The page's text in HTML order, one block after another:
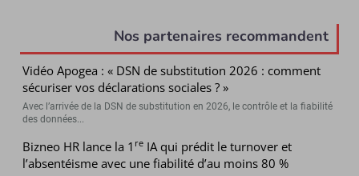
Nos partenaires recommandent
Vidéo Apogea : « DSN de substitution 2026 : comment
sécuriser vos déclarations sociales ? »
Avec l’arrivée de la DSN de substitution en 2026, le contrôle et la fiabilité
des données...
Bizneo HR lance la 1 re IA qui prédit le turnover et
l’absentéisme avec une fiabilité d’au moins 80 %